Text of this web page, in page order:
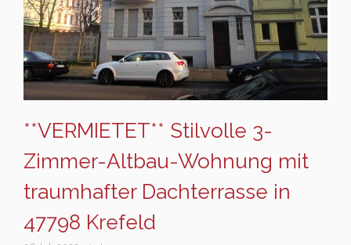
**VERMIETET** Stilvolle 3-
Zimmer-Altbau-Wohnung mit
traumhafter Dachterrasse in
47798 Krefeld